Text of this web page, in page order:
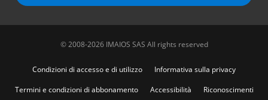
© 2008-2026 IMAIOS SAS All rights reserved
Condizioni di accesso e di utilizzo
Informativa sulla privacy
Termini e condizioni di abbonamento
Accessibilità Riconoscimenti